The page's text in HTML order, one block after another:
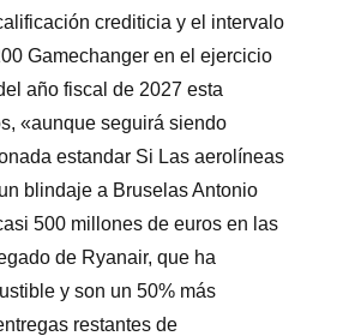
crediticia y el intervalo
Gamechanger en el ejercicio
año fiscal de 2027 esta
«aunque seguirá siendo
estandar Si Las aerolíneas
blindaje a Bruselas Antonio
500 millones de euros en las
de Ryanair, que ha
y son un 50% más
restantes de